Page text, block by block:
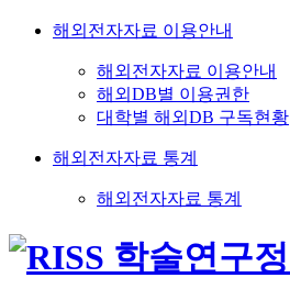
해외전자자료 이용안내
해외전자자료 이용안내
해외DB별 이용권한
대학별 해외DB 구독현황
해외전자자료 통계
해외전자자료 통계